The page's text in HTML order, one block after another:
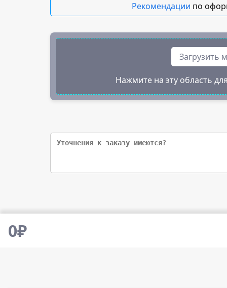
Рекомендации по
Загрузить
Нажмите на эту область
0₽